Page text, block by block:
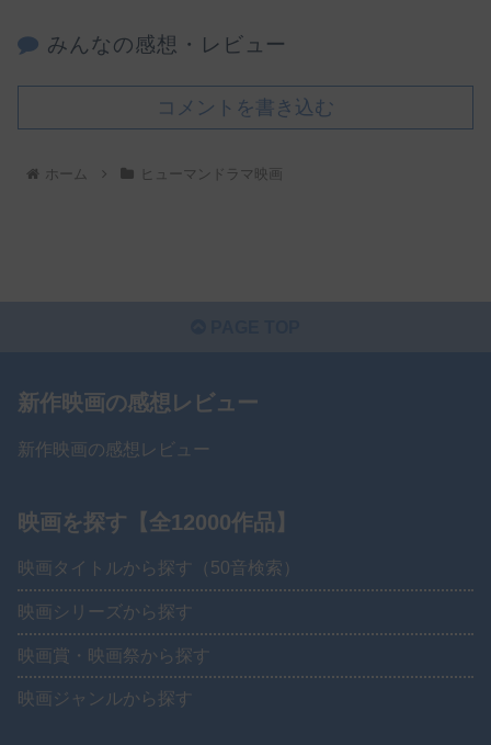
みんなの感想・レビュー
コメントを書き込む
ホーム ヒューマンドラマ映画
新作映画の感想レビュー
新作映画の感想レビュー
映画を探す【全12000作品】
映画タイトルから探す（50音検索）
映画シリーズから探す
映画賞・映画祭から探す
映画ジャンルから探す